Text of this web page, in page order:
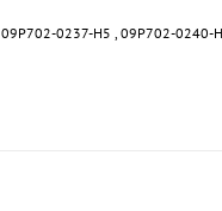
09P702-0237-H5 , 09P702-0240-H5 , 09P702-0228-H1 , 09P702-0238-H5 , 09P702-0229-H1 , 09P702-0230-H1 ,